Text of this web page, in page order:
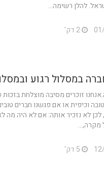
להלן רשימה...
במסלול רגוע
זוכרים מסיבה מוצלחת בזכות
וכיפית או אם פגשנו חברים
לא נזכיר אותה: אם לא היה מה
מקרה,...